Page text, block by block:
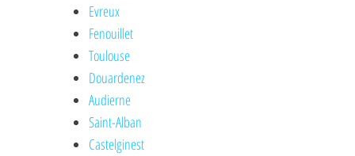
Evreux
Fenouillet
Toulouse
Douardenez
Audierne
Saint-Alban
Castelginest